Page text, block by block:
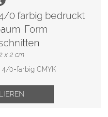
0 farbig bedruckt
Form
x 2 cm
4/0-farbig CMYK